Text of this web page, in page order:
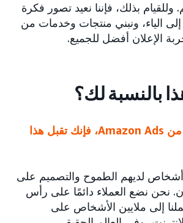
وللقيام بذلك، فإننا نعيد تصور فكرة
إلى الياء، ونبني منتجات وخدمات من
الإعلان أفضل للجميع.
بالنسبة لك؟
عندما تصبح جزءًا من Amazon Ads، فإنك تقبل هذا
أشخاص لديهم الطموح والتصميم على
نحن نضع العملاء دائمًا على رأس
إلى ملايين الأشخاص على